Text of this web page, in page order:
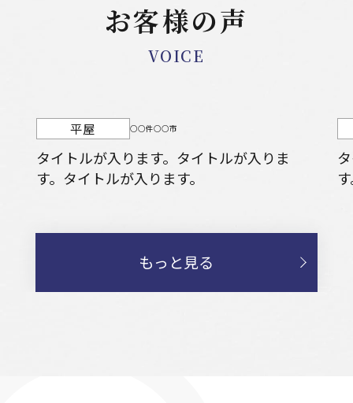
お客様の声
VOICE
平屋 ○○件○○市
タイトルが入ります。タイトルが入りま
す。タイトルが入ります。
もっと見る